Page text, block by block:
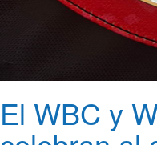
El WBC y